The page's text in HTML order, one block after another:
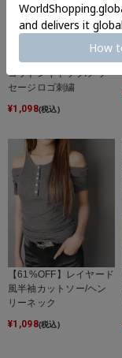
【61%OFF】 ブラック
コットンキャップ/メッ
セージロゴ刺繍
¥1,098(税込)
【61%OFF】レイヤード
風半袖カットソー/ヘン
リーネック
¥1,098(税込)